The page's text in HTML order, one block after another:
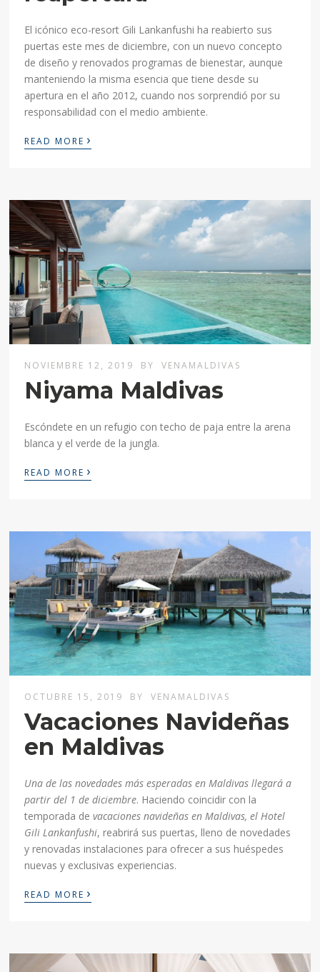
El icónico eco-resort Gili Lankanfushi ha reabierto sus
puertas este mes de diciembre, con un nuevo concepto
de diseño y renovados programas de bienestar, aunque
manteniendo la misma esencia que tiene desde su
apertura en el año 2012, cuando nos sorprendió por su
responsabilidad con el medio ambiente.
READ MORE ›
NOVIEMBRE 12, 2019 BY VENAMALDIVAS
Niyama Maldivas
Escóndete en un refugio con techo de paja entre la arena
blanca y el verde de la jungla.
READ MORE ›
OCTUBRE 15, 2019 BY VENAMALDIVAS
Vacaciones Navideñas
en Maldivas
Una de las novedades más esperadas en Maldivas llegará a
partir del 1 de diciembre. Haciendo coincidir con la
temporada devacaciones navideñas en Maldivas, el Hotel
Gili Lankanfushi, reabrirá sus puertas, lleno de novedades
y renovadas instalaciones para ofrecer a sus huéspedes
nuevas y exclusivas experiencias.
READ MORE ›